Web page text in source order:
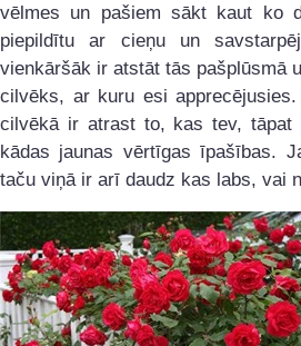
vēlmes un pašiem sākt kaut ko
piepildītu ar cieņu un
vienkāršāk ir atstāt tās pašplūsmā
cilvēks, ar kuru esi
cilvēkā ir atrast to, kas tev,
kādas jaunas vērtīgas īpašības.
taču viņā ir arī daudz kas labs, vai